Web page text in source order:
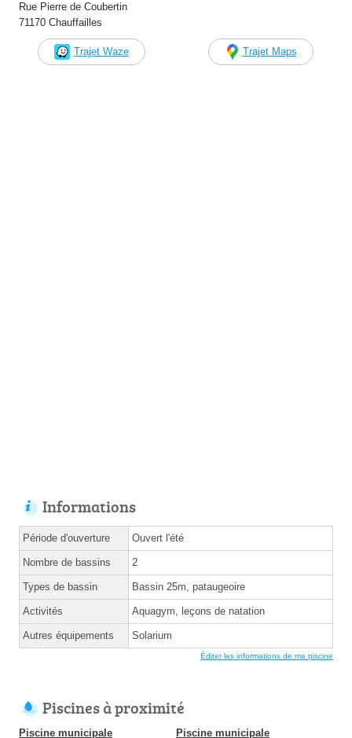
Rue Pierre de Coubertin
71170 Chauffailles
Trajet Waze Trajet Maps
Informations
Période d'ouverture Ouvert l'été
Nombre de bassins 2
Types de bassin Bassin 25m, pataugeoire
Activités Aquagym, leçons de natation
Autres équipements Solarium
Éditer les informations de ma piscine
Piscines à proximité
Piscine municipale Piscine municipale